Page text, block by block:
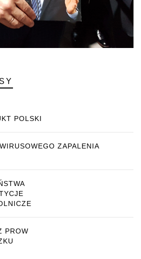
POLSKI
ZAPALENIA
PROW